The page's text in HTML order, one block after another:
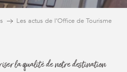
Les actus de l’Office de Tourisme
la qualité de notre destination